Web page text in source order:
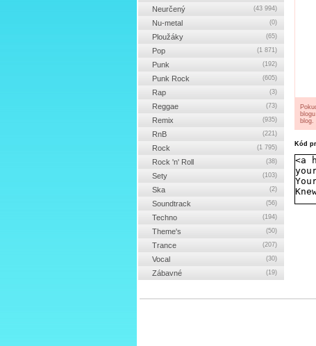
blog.
Kód
Neurčený (43 994)
Nu-metal (0)
Ploužáky (65)
Pop (1 871)
Punk (192)
Punk Rock (605)
Rap (3)
Reggae (73)
Remix (935)
RnB (221)
Rock (1 795)
Rock 'n' Roll (38)
Sety (103)
Ska (2)
Soundtrack (56)
Techno (194)
Theme's (50)
Trance (207)
Vocal (30)
Zábavné (19)